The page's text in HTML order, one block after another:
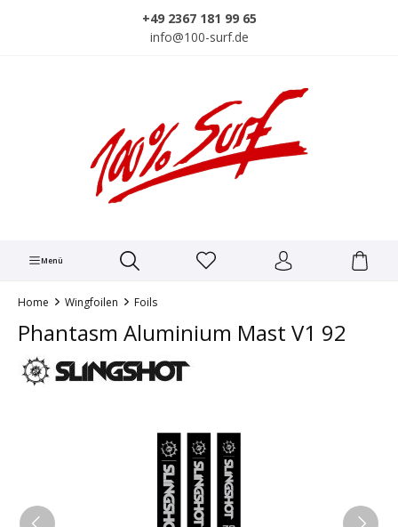
+49 2367 181 99 65
info@100-surf.de
Menü
Home Wingfoilen Foils
Phantasm Aluminium Mast V1 92
Bildergalerie überspringen